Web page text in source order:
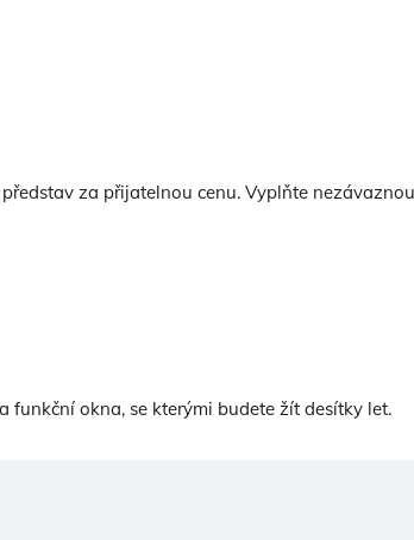
za přijatelnou cenu. Vyplňte
funkční okna, se kterými budete žít desítky let.